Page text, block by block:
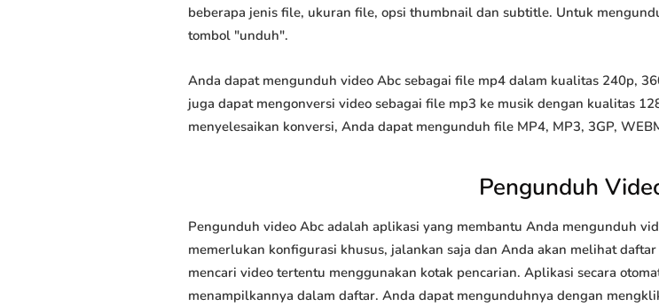
beberapa jenis file, ukuran file, opsi thumbnail dan subtitle. Untuk
tombol "unduh".
Anda dapat mengunduh video Abc sebagai file mp4 dalam kualitas 240p,
juga dapat mengonversi video sebagai file mp3 ke musik dengan kualitas
menyelesaikan konversi, Anda dapat mengunduh file MP4, MP3, 3GP,
Pengunduh
Pengunduh video Abc adalah aplikasi yang membantu Anda mengunduh
memerlukan konfigurasi khusus, jalankan saja dan Anda akan melihat
mencari video tertentu menggunakan kotak pencarian. Aplikasi secara
menampilkannya dalam daftar. Anda dapat mengunduhnya dengan